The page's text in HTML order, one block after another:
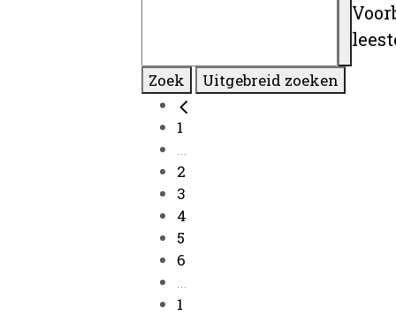
Zoek Uitgebreid zoeken
1
...
2
3
4
5
6
...
1